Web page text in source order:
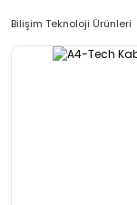
Bilişim Teknoloji Ürünleri